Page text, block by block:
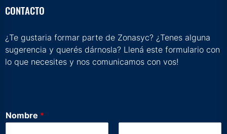
CONTACTO
¿Te gustaria formar parte de Zonasyc? ¿Tenes alguna
sugerencia y querés dárnosla? Llená este formulario con
lo que necesites y nos comunicamos con vos!
*
e
Nombre *